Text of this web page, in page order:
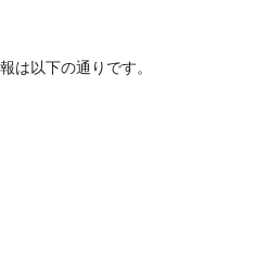
は以下の通りです。